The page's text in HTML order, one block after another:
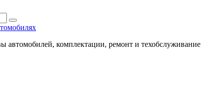
автомобилей, комплектации, ремонт и техобслуживание